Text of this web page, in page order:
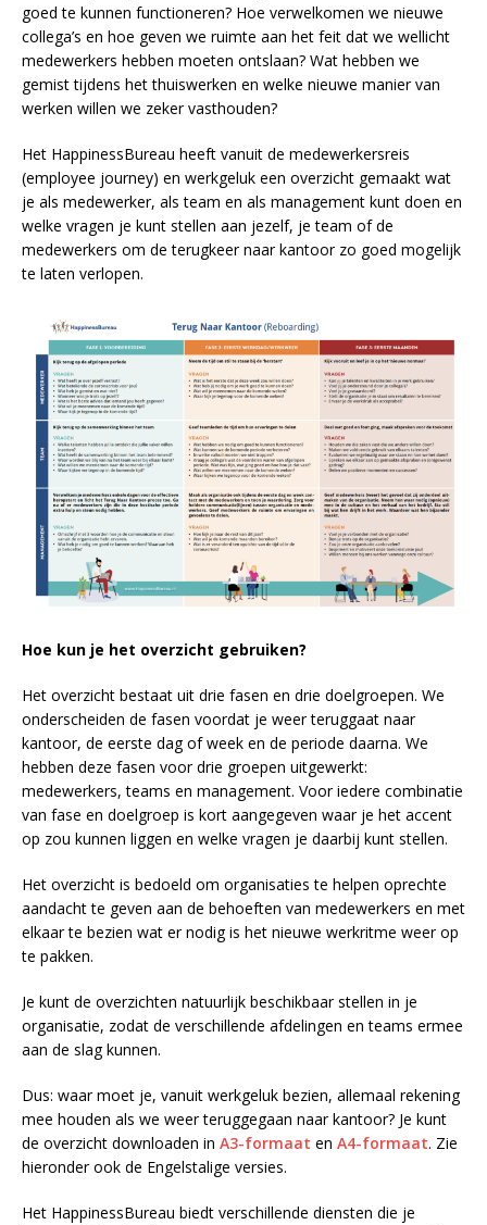
goed te kunnen functioneren? Hoe verwelkomen we nieuwe
collega’s en hoe geven we ruimte aan het feit dat we wellicht
medewerkers hebben moeten ontslaan? Wat hebben we
gemist tijdens het thuiswerken en welke nieuwe manier van
werken willen we zeker vasthouden?
Het HappinessBureau heeft vanuit de medewerkersreis
(employee journey) en werkgeluk een overzicht gemaakt wat
je als medewerker, als team en als management kunt doen en
welke vragen je kunt stellen aan jezelf, je team of de
medewerkers om de terugkeer naar kantoor zo goed mogelijk
te laten verlopen.
Hoe kun je het overzicht gebruiken?
Het overzicht bestaat uit drie fasen en drie doelgroepen. We
onderscheiden de fasen voordat je weer teruggaat naar
kantoor, de eerste dag of week en de periode daarna. We
hebben deze fasen voor drie groepen uitgewerkt:
medewerkers, teams en management. Voor iedere combinatie
van fase en doelgroep is kort aangegeven waar je het accent
op zou kunnen liggen en welke vragen je daarbij kunt stellen.
Het overzicht is bedoeld om organisaties te helpen oprechte
aandacht te geven aan de behoeften van medewerkers en met
elkaar te bezien wat er nodig is het nieuwe werkritme weer op
te pakken.
Je kunt de overzichten natuurlijk beschikbaar stellen in je
organisatie, zodat de verschillende afdelingen en teams ermee
aan de slag kunnen.
Dus: waar moet je, vanuit werkgeluk bezien, allemaal rekening
mee houden als we weer teruggegaan naar kantoor? Je kunt
de overzicht downloaden in A3-formaat en A4-formaat. Zie
hieronder ook de Engelstalige versies.
Het HappinessBureau biedt verschillende diensten die je